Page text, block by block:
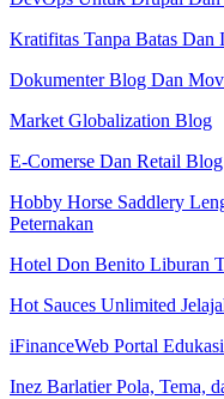
Kratifitas Tanpa Batas Dan
Dokumenter Blog Dan
Market Globalization Blog
E-Comerse Dan Retail Blog
Hobby Horse Saddlery
Peternakan
Hotel Don Benito Liburan
Hot Sauces Unlimited
iFinanceWeb Portal
Inez Barlatier Pola, Tema,